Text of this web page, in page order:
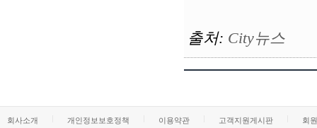
출처: City뉴스
회사소개 개인정보보호정책 이용약관 고객지원게시판 회